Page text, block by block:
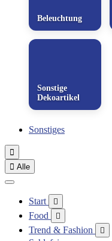
Beleuchtung
Sonstige
Dekoartikel
Sonstiges

 Alle
Start 
Food 
Trend & Fashion 